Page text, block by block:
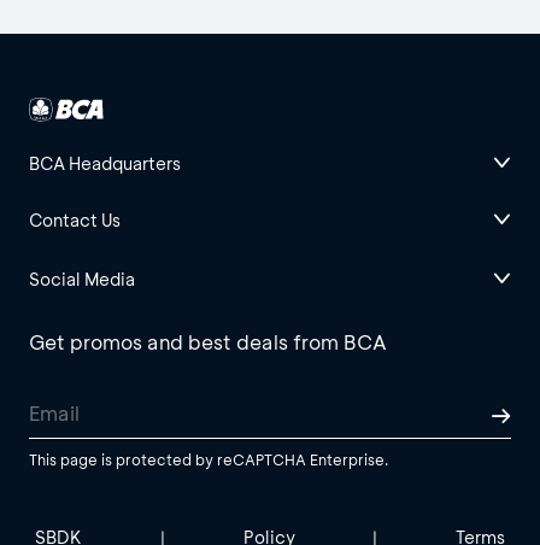
BCA Headquarters
Contact Us
Social Media
Get promos and best deals from BCA
This page is protected by reCAPTCHA Enterprise.
SBDK | Policy | Terms